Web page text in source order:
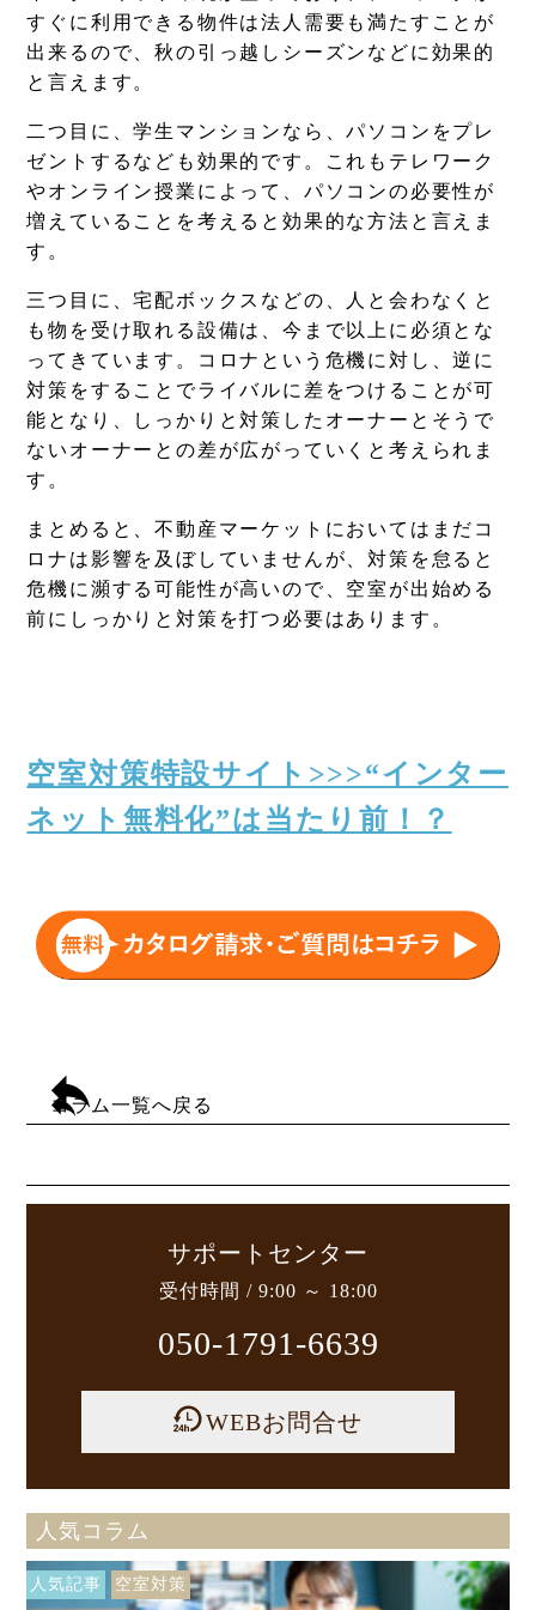
すぐに利用できる物件は法人需要も満たすことが
出来るので、秋の引っ越しシーズンなどに効果的
と言えます。
二つ目に、学生マンションなら、パソコンをプレ
ゼントするなども効果的です。これもテレワーク
やオンライン授業によって、パソコンの必要性が
増えていることを考えると効果的な方法と言えま
す。
三つ目に、宅配ボックスなどの、人と会わなくと
も物を受け取れる設備は、今まで以上に必須とな
ってきています。コロナという危機に対し、逆に
対策をすることでライバルに差をつけることが可
能となり、しっかりと対策したオーナーとそうで
ないオーナーとの差が広がっていくと考えられま
す。
まとめると、不動産マーケットにおいてはまだコ
ロナは影響を及ぼしていませんが、対策を怠ると
危機に瀕する可能性が高いので、空室が出始める
前にしっかりと対策を打つ必要はあります。
空室対策特設サイト>>>“インター
ネット無料化”は当たり前！？
コラム一覧へ戻る
サポートセンター
受付時間 / 9:00 ～ 18:00
050-1791-6639
WEBお問合せ
人気コラム
人気記事 空室対策